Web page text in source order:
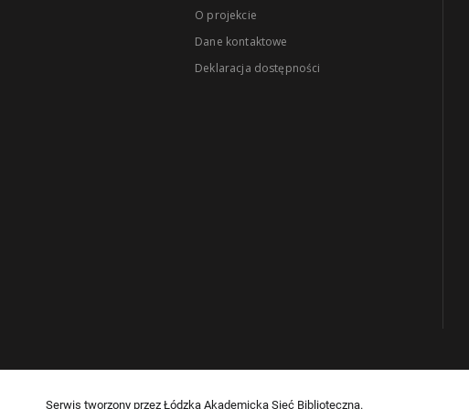
O projekcie
Dane kontaktowe
Deklaracja dostępności
Serwis tworzony przez Łódzką Akademicką Sieć Biblioteczną.